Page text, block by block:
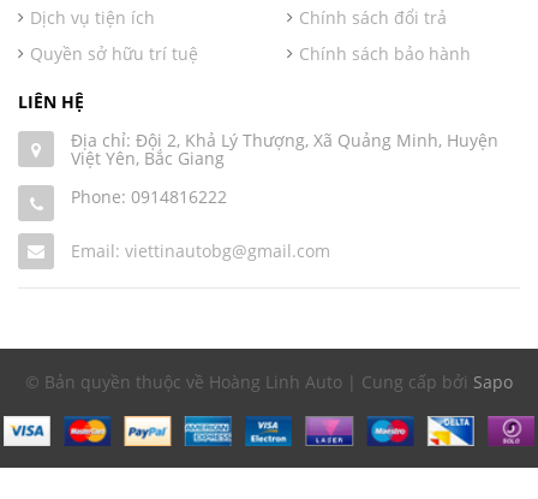
Dịch vụ tiện ích
Quyền sở hữu trí tuệ
Chính sách đổi trả
Chính sách bảo hành
LIÊN HỆ
Địa chỉ: Đội 2, Khả Lý Thượng, Xã Quảng Minh, Huyện
Việt Yên, Bắc Giang
Phone: 0914816222
Email: viettinautobg@gmail.com
© Bản quyền thuộc về Hoàng Linh Auto | Cung cấp bởi Sapo